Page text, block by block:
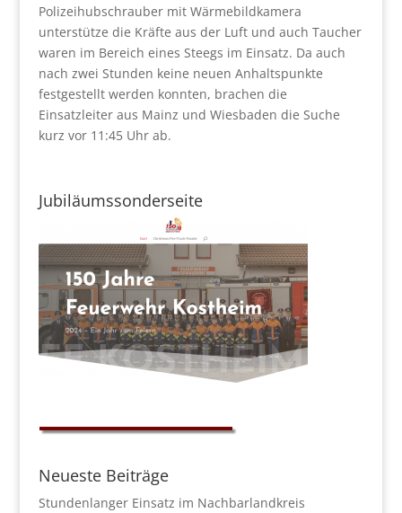
Polizeihubschrauber mit Wärmebildkamera
unterstütze die Kräfte aus der Luft und auch Taucher
waren im Bereich eines Steegs im Einsatz. Da auch
nach zwei Stunden keine neuen Anhaltspunkte
festgestellt werden konnten, brachen die
Einsatzleiter aus Mainz und Wiesbaden die Suche
kurz vor 11:45 Uhr ab.
Jubiläumssonderseite
Neueste Beiträge
Stundenlanger Einsatz im Nachbarlandkreis